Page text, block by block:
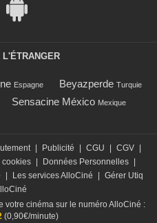
Espagne Beyazperde Turquie
Sensacine México Mexique
| Publicité | CGU | CGV |
cookies | Données Personnelles |
| Les services AlloCiné | Gérer Utiq
votre cinéma sur le numéro AlloCiné :
(0,90€/minute)